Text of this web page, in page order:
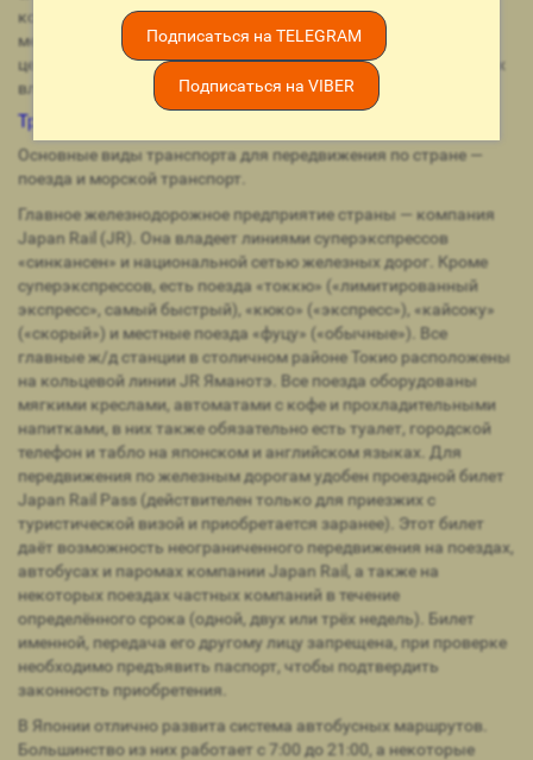
Подписаться на TELEGRAM
Подписаться на VIBER
которой параллельно существовали золотые, серебряные,
медные и бумажные денежные знаки, причем как
центрального правительства, так и 244 отдельных княжеских
владений.
Транспорт в Японии
Основные виды транспорта для передвижения по стране —
поезда и морской транспорт.
Главное железнодорожное предприятие страны — компания
Japan Rail (JR). Она владеет линиями суперэкспрессов
«синкансен» и национальной сетью железных дорог. Кроме
суперэкспрессов, есть поезда «токкю» («лимитированный
экспресс», самый быстрый), «кюко» («экспресс»), «кайсоку»
(«скорый») и местные поезда «фуцу» («обычные»). Все
главные ж/д станции в столичном районе Токио расположены
на кольцевой линии JR Яманотэ. Все поезда оборудованы
мягкими креслами, автоматами с кофе и прохладительными
напитками, в них также обязательно есть туалет, городской
телефон и табло на японском и английском языках. Для
передвижения по железным дорогам удобен проездной билет
Japan Rail Pass (действителен только для приезжих с
туристической визой и приобретается заранее). Этот билет
даёт возможность неограниченного передвижения на поездах,
автобусах и паромах компании Japan Rail, а также на
некоторых поездах частных компаний в течение
определённого срока (одной, двух или трёх недель). Билет
именной, передача его другому лицу запрещена, при проверке
необходимо предъявить паспорт, чтобы подтвердить
законность приобретения.
В Японии отлично развита система автобусных маршрутов.
Большинство из них работает с 7:00 до 21:00, а некоторые